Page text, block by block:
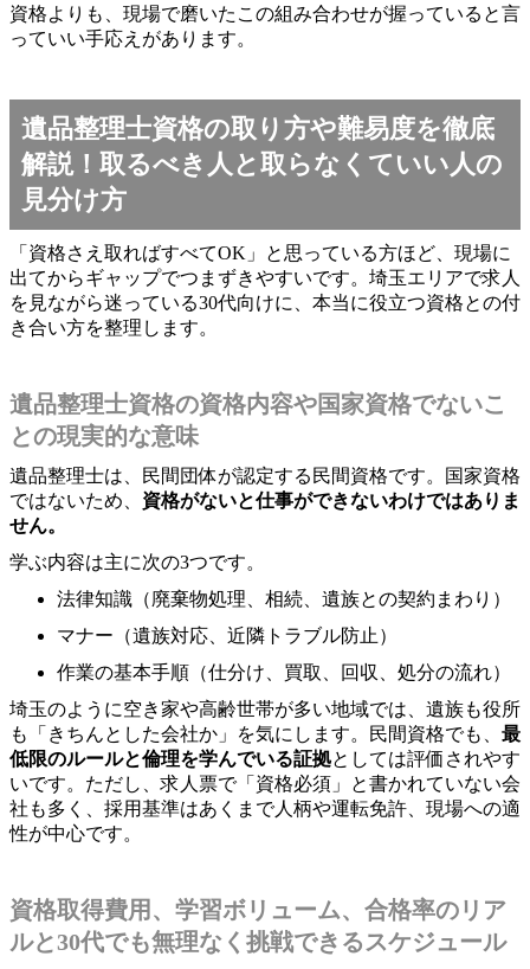
資格よりも、現場で磨いたこの組み合わせが握っていると言
っていい手応えがあります。
遺品整理士資格の取り方や難易度を徹底
解説！取るべき人と取らなくていい人の
見分け方
「資格さえ取ればすべてOK」と思っている方ほど、現場に
出てからギャップでつまずきやすいです。埼玉エリアで求人
を見ながら迷っている30代向けに、本当に役立つ資格との付
き合い方を整理します。
遺品整理士資格の資格内容や国家資格でないこ
との現実的な意味
遺品整理士は、民間団体が認定する民間資格です。国家資格
ではないため、 資格がないと仕事ができないわけではありま
せん。
学ぶ内容は主に次の3つです。
法律知識（廃棄物処理、相続、遺族との契約まわり）
マナー（遺族対応、近隣トラブル防止）
作業の基本手順（仕分け、買取、回収、処分の流れ）
埼玉のように空き家や高齢世帯が多い地域では、遺族も役所
も「きちんとした会社か」を気にします。民間資格でも、 最
低限のルールと倫理を学んでいる証拠としては評価されやす
いです。ただし、求人票で「資格必須」と書かれていない会
社も多く、採用基準はあくまで人柄や運転免許、現場への適
性が中心です。
資格取得費用、学習ボリューム、合格率のリア
ルと30代でも無理なく挑戦できるスケジュール